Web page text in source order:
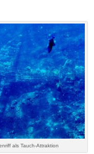
als Tauch-Attraktion